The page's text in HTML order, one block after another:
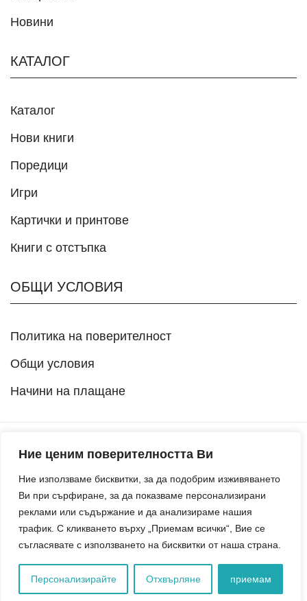
Ние ценим поверителността Ви
Ние използваме бисквитки, за да подобрим изживяването
Ви при сърфиране, за да показваме персонализирани
реклами или съдържание и да анализираме нашия
трафик. С кликването върху „Приемам всички“, Вие се
съгласявате с използването на бисквитки от наша страна.
Персонализирайте Отхвърляне приемам
Новини
КАТАЛОГ
Каталог
Нови книги
Поредици
Игри
Картички и принтове
Книги с отстъпка
ОБЩИ УСЛОВИЯ
Политика на поверителност
Общи условия
Начини на плащане
© 2026 Издателство Точица. Всички права запазени.